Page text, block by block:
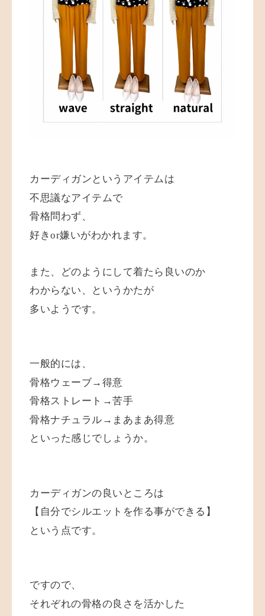
カーディガンというアイテムは
不思議なアイテムで
骨格問わず、
好きor嫌いがわかれます。
また、どのようにして着たら良いのか
わからない、というかたが
多いようです。
一般的には、
骨格ウェーブ→得意
骨格ストレート→苦手
骨格ナチュラル→まあまあ得意
といった感じでしょうか。
カーディガンの良いところは
【自分でシルエットを作る事ができる】
という点です。
ですので、
それぞれの骨格の良さを活かした